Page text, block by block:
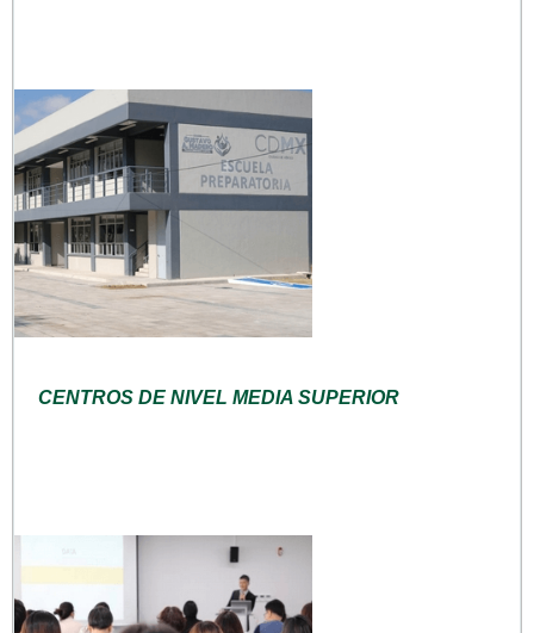
CENTROS DE NIVEL MEDIA SUPERIOR